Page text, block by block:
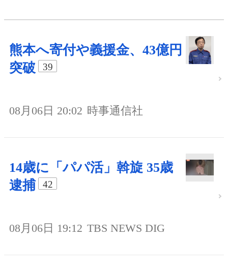
熊本へ寄付や義援金、43億円
突破
39
08月06日 20:02 時事通信社
14歳に「パパ活」斡旋 35歳
逮捕
42
08月06日 19:12 TBS NEWS DIG